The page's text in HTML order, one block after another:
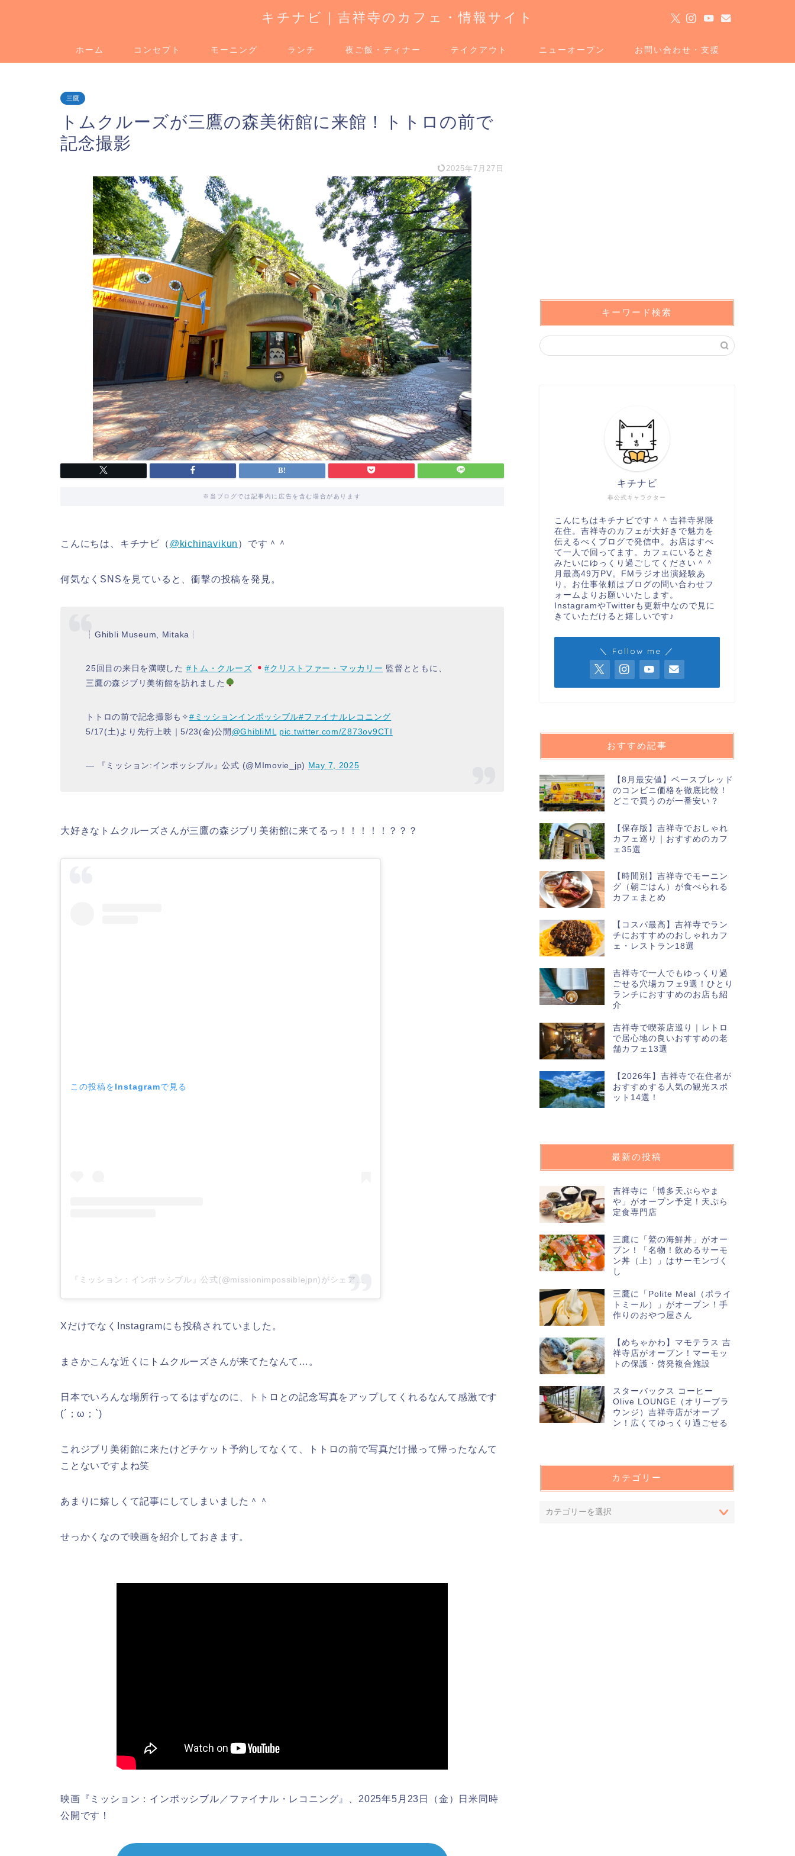
キチナビ｜吉祥寺のカフェ・情報サイト
ホーム コンセプト モーニング ランチ 夜ご飯・ディナー テイクアウト ニューオープン お問い合わせ・支援
三鷹
トムクルーズが三鷹の森美術館に来館！トトロの前で
記念撮影
2025年7月27日
※当ブログでは記事内に広告を含む場合があります
こんにちは、キチナビ（ @kichinavikun ）です＾＾
何気なくSNSを見ていると、衝撃の投稿を発見。
┆Ghibli Museum, Mitaka┆
25回目の来日を満喫した #トム・クルーズ #クリストファー・マッカリー 監督とともに、
三鷹の森ジブリ美術館を訪れました
トトロの前で記念撮影も✧#ミッションインポッシブル#ファイナルレコニング
5/17(土)より先行上映｜5/23(金)公開@GhibliML pic.twitter.com/Z873ov9CTI
— 『ミッション:インポッシブル』公式 (@MImovie_jp) May 7, 2025
大好きなトムクルーズさんが三鷹の森ジブリ美術館に来てるっ！！！！！？？？
この投稿をInstagramで見る
『ミッション：インポッシブル』公式(@missionimpossiblejpn)がシェアした投稿
XだけでなくInstagramにも投稿されていました。
まさかこんな近くにトムクルーズさんが来てたなんて…。
日本でいろんな場所行ってるはずなのに、トトロとの記念写真をアップしてくれるなんて感激です
(´；ω；`)
これジブリ美術館に来たけどチケット予約してなくて、トトロの前で写真だけ撮って帰ったなんて
ことないですよね笑
あまりに嬉しくて記事にしてしまいました＾＾
せっかくなので映画を紹介しておきます。
映画『ミッション：インポッシブル／ファイナル・レコニング』、2025年5月23日（金）日米同時
公開です！
キーワード検索
非公式キャラクター
キチナビ
こんにちはキチナビです＾＾吉祥寺界隈
在住。吉祥寺のカフェが大好きで魅力を
伝えるべくブログで発信中。お店はすべ
て一人で回ってます。カフェにいるとき
みたいにゆっくり過ごしてください＾＾
月最高49万PV。FMラジオ出演経験あ
り。お仕事依頼はブログの問い合わせフ
ォームよりお願いいたします。
InstagramやTwitterも更新中なので見に
きていただけると嬉しいです♪
＼ Follow me ／
おすすめ記事
【8月最安値】ベースブレッド
のコンビニ価格を徹底比較！
どこで買うのが一番安い？
【保存版】吉祥寺でおしゃれ
カフェ巡り｜おすすめのカフ
ェ35選
【時間別】吉祥寺でモーニン
グ（朝ごはん）が食べられる
カフェまとめ
【コスパ最高】吉祥寺でラン
チにおすすめのおしゃれカフ
ェ・レストラン18選
吉祥寺で一人でもゆっくり過
ごせる穴場カフェ9選！ひとり
ランチにおすすめのお店も紹
介
吉祥寺で喫茶店巡り｜レトロ
で居心地の良いおすすめの老
舗カフェ13選
【2026年】吉祥寺で在住者が
おすすめする人気の観光スポ
ット14選！
最新の投稿
吉祥寺に「博多天ぷらやま
や」がオープン予定！天ぷら
定食専門店
三鷹に「鷲の海鮮丼」がオー
プン！「名物！飲めるサーモ
ン丼（上）」はサーモンづく
し
三鷹に「Polite Meal（ポライ
トミール）」がオープン！手
作りのおやつ屋さん
【めちゃかわ】マモテラス 吉
祥寺店がオープン！マーモッ
トの保護・啓発複合施設
スターバックス コーヒー
Olive LOUNGE（オリーブラ
ウンジ）吉祥寺店がオープ
ン！広くてゆっくり過ごせる
カテゴリー